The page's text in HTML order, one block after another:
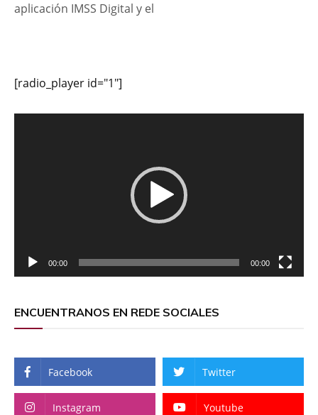
aplicación IMSS Digital y el
[radio_player id="1"]
00:00 00:00
ENCUENTRANOS EN REDE SOCIALES
Facebook Twitter
Instagram Youtube